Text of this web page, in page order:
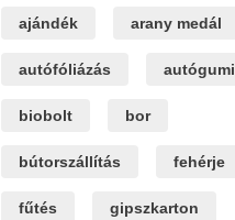
ajándék arany medál
autófóliázás autógumi
biobolt bor
bútorszállítás fehérje
fűtés gipszkarton